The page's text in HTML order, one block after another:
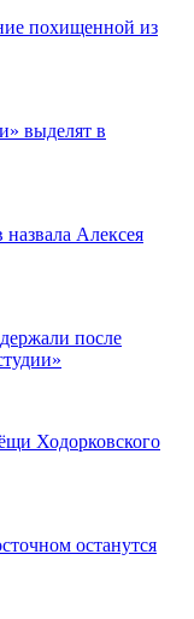
похищенной из
выделят в
Алексея
после
Ходорковского
останутся